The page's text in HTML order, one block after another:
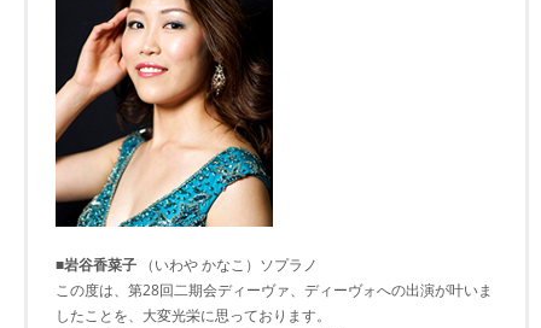
■岩谷香菜子 （いわや かなこ）ソプラノ
この度は、第28回二期会ディーヴァ、ディーヴォへの出演が叶いま
したことを、大変光栄に思っております。